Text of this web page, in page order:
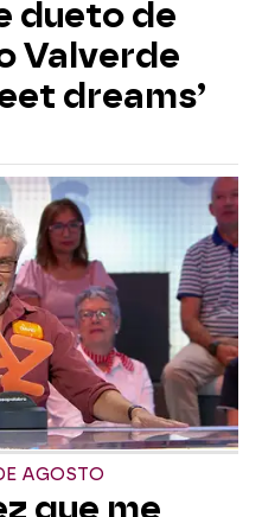
dueto de
Valverde
dreams’
AGOSTO
que me